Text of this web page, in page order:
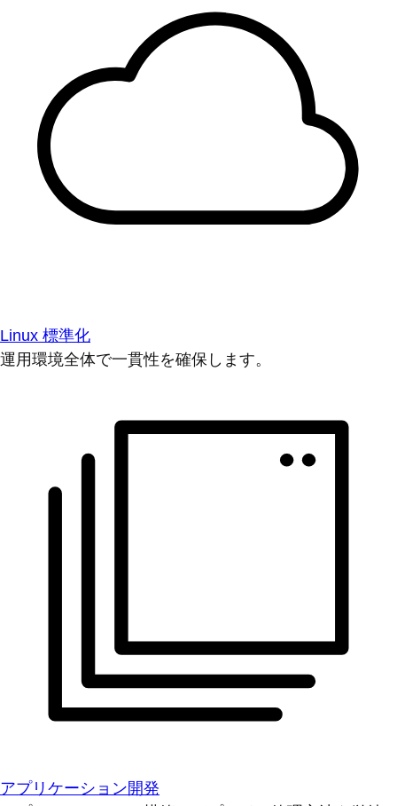
Linux 標準化
運用環境全体で一貫性を確保します。
アプリケーション開発